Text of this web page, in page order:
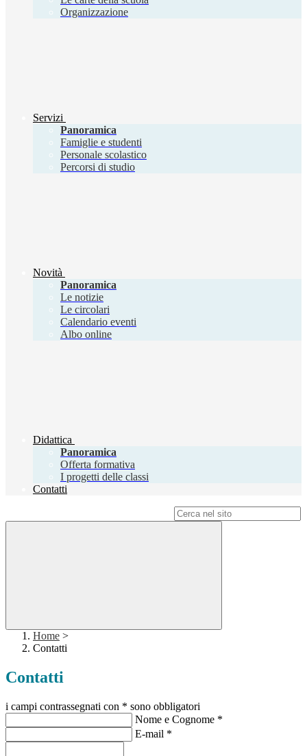
Organizzazione
Servizi
Panoramica
Famiglie e studenti
Personale scolastico
Percorsi di studio
Novità
Panoramica
Le notizie
Le circolari
Calendario eventi
Albo online
Didattica
Panoramica
Offerta formativa
I progetti delle classi
Contatti
Home >
Contatti
Contatti
i campi contrassegnati con * sono obbligatori
Nome e Cognome *
E-mail *